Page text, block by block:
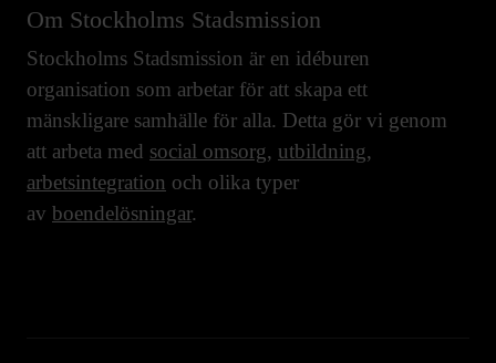
Om Stockholms Stadsmission
Stockholms Stadsmission är en idéburen
organisation som arbetar för att skapa ett
mänskligare samhälle för alla. Detta gör vi genom
att arbeta med social omsorg, utbildning,
arbetsintegration och olika typer
av boendelösningar.